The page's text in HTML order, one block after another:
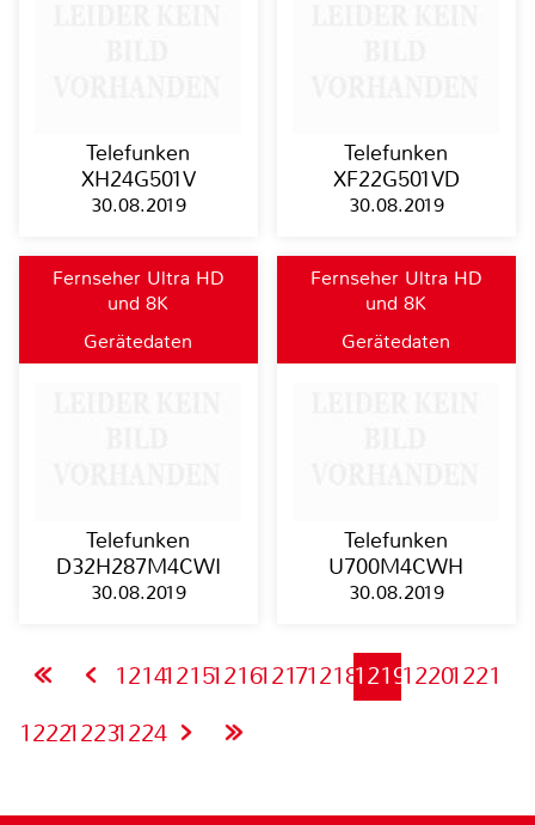
Telefunken
XH24G501V
30.08.2019
Telefunken
XF22G501VD
30.08.2019
Fernseher Ultra HD
und 8K
Gerätedaten
Telefunken
D32H287M4CWI
30.08.2019
Fernseher Ultra HD
und 8K
Gerätedaten
Telefunken
U700M4CWH
30.08.2019
12141215121612171218121912201221
122212231224